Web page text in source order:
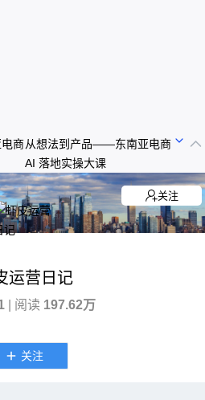
商从想法到产品——东南亚电商
AI 落地实操大课
关注
运营日记
| 阅读 197.62万
关注